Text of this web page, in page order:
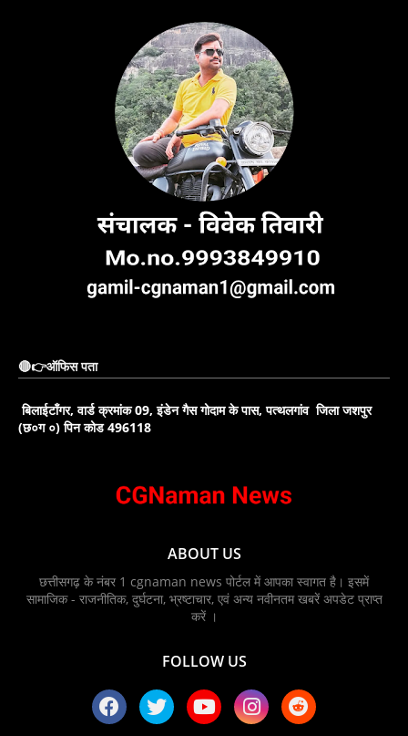
🔴👉ऑफिस पता
बिलाईटाँगर, वार्ड क्रमांक 09, इंडेन गैस गोदाम के पास, पत्थलगांव जिला जशपुर
(छ०ग ०) पिन कोड 496118
ABOUT US
छत्तीसगढ़ के नंबर 1 cgnaman news पोर्टल में आपका स्वागत है। इसमें
सामाजिक - राजनीतिक, दुर्घटना, भ्रष्टाचार, एवं अन्य नवीनतम खबरें अपडेट प्राप्त
करें ।
FOLLOW US